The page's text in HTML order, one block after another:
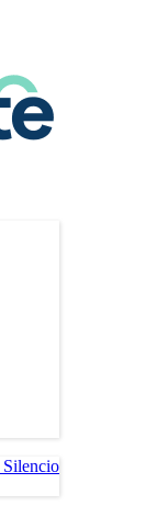
Silencio